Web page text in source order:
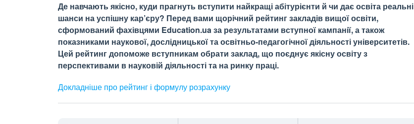
Де навчають якісно, куди прагнуть вступити найкращі абітурієнти й чи дає освіта реальні
шанси на успішну кар’єру? Перед вами щорічний рейтинг закладів вищої освіти,
сформований фахівцями Education.ua за результатами вступної кампанії, а також
показниками наукової, дослідницької та освітньо-педагогічної діяльності університетів.
Цей рейтинг допоможе вступникам обрати заклад, що поєднує якісну освіту з
перспективами в науковій діяльності та на ринку праці.
Докладніше про рейтинг і формулу розрахунку